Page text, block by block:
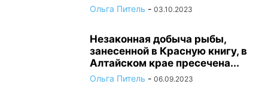
Ольга Питель - 03.10.2023
Незаконная добыча рыбы,
занесенной в Красную книгу, в
Алтайском крае пресечена...
Ольга Питель - 06.09.2023